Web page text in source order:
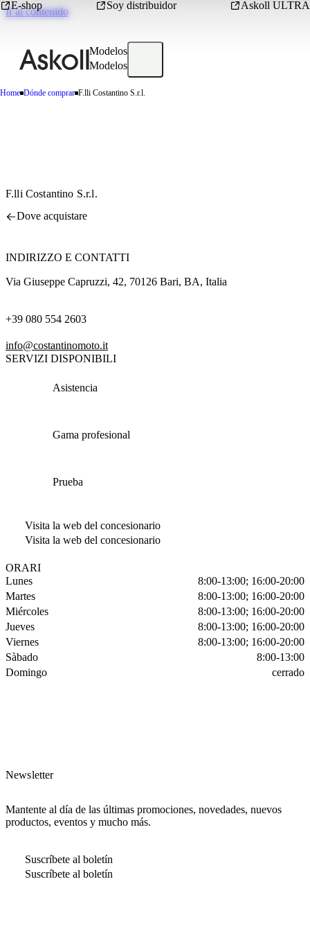
Ir al contenido
E-shop Soy distribuidor Askoll ULTRA
Modelos
Modelos
Home Dónde comprar F.lli Costantino S.r.l.
F.lli Costantino S.r.l.
Dove acquistare
INDIRIZZO E CONTATTI
Via Giuseppe Capruzzi, 42, 70126 Bari, BA, Italia
+39 080 554 2603
info@costantinomoto.it
SERVIZI DISPONIBILI
Asistencia
Gama profesional
Prueba
Visita la web del concesionario
Visita la web del concesionario
ORARI
Lunes
8:00-13:00; 16:00-20:00
Martes
8:00-13:00; 16:00-20:00
Miércoles
8:00-13:00; 16:00-20:00
Jueves
8:00-13:00; 16:00-20:00
Viernes
8:00-13:00; 16:00-20:00
Sàbado
8:00-13:00
Domingo
cerrado
Newsletter
Mantente al día de las últimas promociones, novedades, nuevos
productos, eventos y mucho más.
Suscríbete al boletín
Suscríbete al boletín